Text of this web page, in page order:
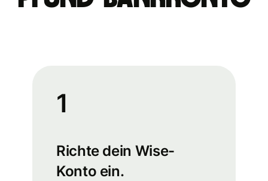
1
Richte dein Wise-
Konto ein.